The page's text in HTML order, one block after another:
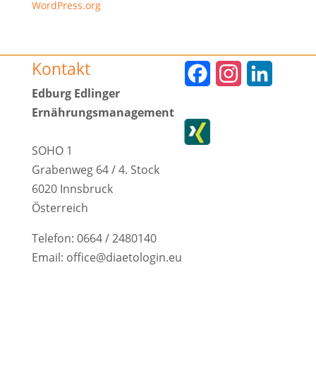
WordPress.org
Kontakt
Edburg Edlinger
Ernährungsmanagement
SOHO 1
Grabenweg 64 / 4. Stock
6020 Innsbruck
Österreich
Telefon: 0664 / 2480140
Email: office@diaetologin.eu
c